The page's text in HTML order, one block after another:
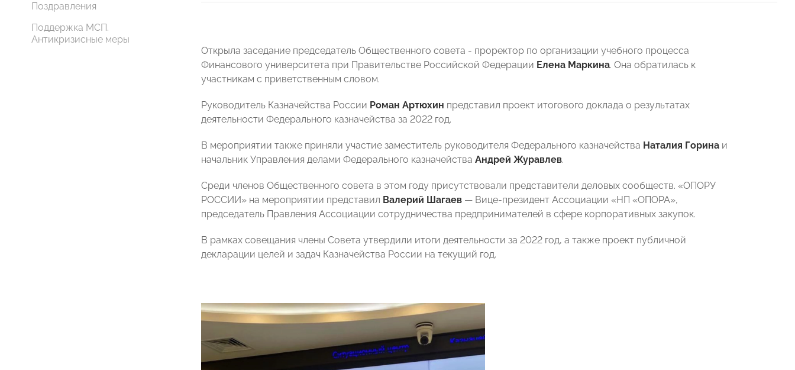
Поздравления
Поддержка МСП.
Антикризисные меры
Открыла заседание председатель Общественного совета - проректор по организации учебного процесса
Финансового университета при Правительстве Российской Федерации Елена Маркина. Она обратилась к
участникам с приветственным словом.
Руководитель Казначейства России Роман Артюхин представил проект итогового доклада о результатах
деятельности Федерального казначейства за 2022 год.
В мероприятии также приняли участие заместитель руководителя Федерального казначейства Наталия Горина и
начальник Управления делами Федерального казначейства Андрей Журавлев.
Среди членов Общественного совета в этом году присутствовали представители деловых сообществ. «ОПОРУ
РОССИИ» на мероприятии представил Валерий Шагаев — Вице-президент Ассоциации «НП «ОПОРА»,
председатель Правления Ассоциации сотрудничества предпринимателей в сфере корпоративных закупок.
В рамках совещания члены Совета утвердили итоги деятельности за 2022 год, а также проект публичной
декларации целей и задач Казначейства России на текущий год.